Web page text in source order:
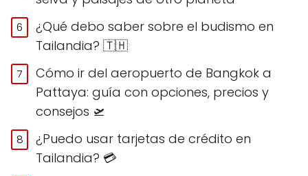
¿Qué debo saber sobre el budismo en
Tailandia? 🇹🇭
Cómo ir del aeropuerto de Bangkok a
Pattaya: guía con opciones, precios y
consejos 🛫
¿Puedo usar tarjetas de crédito en
Tailandia? 💳